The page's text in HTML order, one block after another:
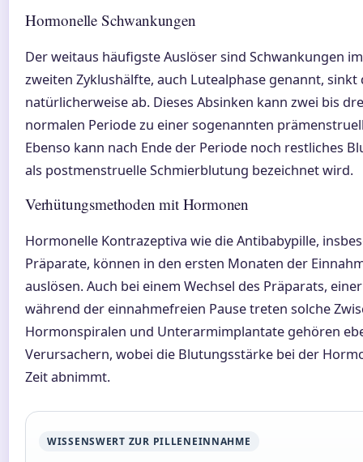
Hormonelle Schwankungen
Der weitaus häufigste Auslöser sind Schwankungen
zweiten Zyklushälfte, auch Lutealphase genannt,
natürlicherweise ab. Dieses Absinken kann zwei bis
normalen Periode zu einer sogenannten
Ebenso kann nach Ende der Periode noch restliches
als postmenstruelle Schmierblutung bezeichnet wird.
Verhütungsmethoden mit Hormonen
Hormonelle Kontrazeptiva wie die Antibabypille,
Präparate, können in den ersten Monaten der
auslösen. Auch bei einem Wechsel des Präparats,
während der einnahmefreien Pause treten solche
Hormonspiralen und Unterarmimplantate gehören
Verursachern, wobei die Blutungsstärke bei der
Zeit abnimmt.
WISSENSWERT ZUR PILLENEINNAHME